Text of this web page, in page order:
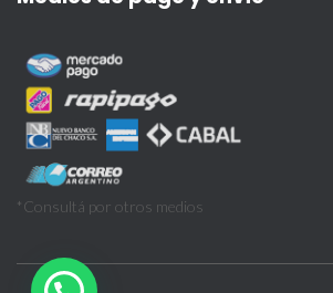
*Consultá por otros medios